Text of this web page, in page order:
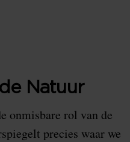
Natuur
onmisbare rol van de
precies waar we